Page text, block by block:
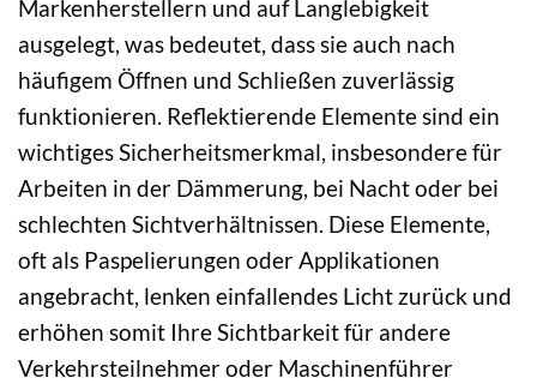
Markenherstellern und auf Langlebigkeit
ausgelegt, was bedeutet, dass sie auch nach
häufigem Öffnen und Schließen zuverlässig
funktionieren. Reflektierende Elemente sind ein
wichtiges Sicherheitsmerkmal, insbesondere für
Arbeiten in der Dämmerung, bei Nacht oder bei
schlechten Sichtverhältnissen. Diese Elemente,
oft als Paspelierungen oder Applikationen
angebracht, lenken einfallendes Licht zurück und
erhöhen somit Ihre Sichtbarkeit für andere
Verkehrsteilnehmer oder Maschinenführer